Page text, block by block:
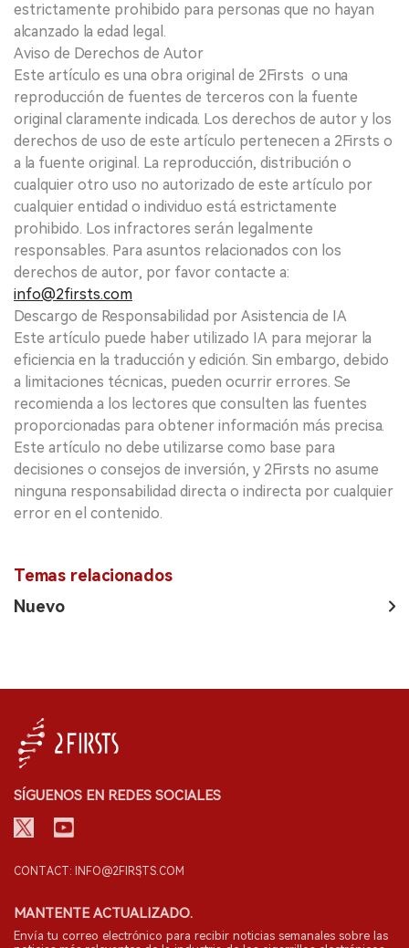
estrictamente prohibido para personas que no hayan
alcanzado la edad legal.
Aviso de Derechos de Autor
Este artículo es una obra original de 2Firsts o una
reproducción de fuentes de terceros con la fuente
original claramente indicada. Los derechos de autor y los
derechos de uso de este artículo pertenecen a 2Firsts o
a la fuente original. La reproducción, distribución o
cualquier otro uso no autorizado de este artículo por
cualquier entidad o individuo está estrictamente
prohibido. Los infractores serán legalmente
responsables. Para asuntos relacionados con los
derechos de autor, por favor contacte a:
info@2firsts.com
Descargo de Responsabilidad por Asistencia de IA
Este artículo puede haber utilizado IA para mejorar la
eficiencia en la traducción y edición. Sin embargo, debido
a limitaciones técnicas, pueden ocurrir errores. Se
recomienda a los lectores que consulten las fuentes
proporcionadas para obtener información más precisa.
Este artículo no debe utilizarse como base para
decisiones o consejos de inversión, y 2Firsts no asume
ninguna responsabilidad directa o indirecta por cualquier
error en el contenido.
Temas relacionados
Nuevo
SÍGUENOS EN REDES SOCIALES
CONTACT: INFO@2FIRSTS.COM
MANTENTE ACTUALIZADO.
Envía tu correo electrónico para recibir noticias semanales sobre las